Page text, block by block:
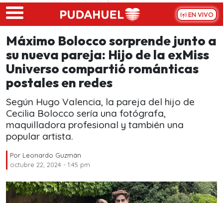
Skip to main content
EN VIVO
Máximo Bolocco sorprende junto a
su nueva pareja: Hijo de la exMiss
Universo compartió románticas
postales en redes
Según Hugo Valencia, la pareja del hijo de
Cecilia Bolocco sería una fotógrafa,
maquilladora profesional y también una
popular artista.
Por Leonardo Guzmán
octubre 22, 2024 - 1:45 pm